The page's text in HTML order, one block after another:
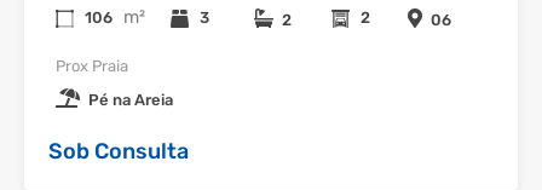
3
106
m²
2
2
06
Prox Praia
Pé na Areia
Sob Consulta